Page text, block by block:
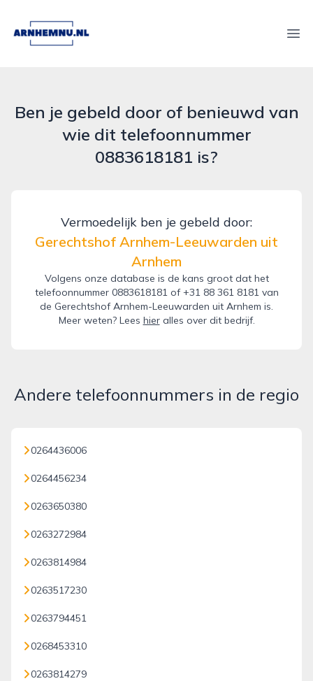
arnhemnu.nl
Ben je gebeld door of benieuwd van
wie dit telefoonnummer
0883618181 is?
Vermoedelijk ben je gebeld door:
Gerechtshof Arnhem-Leeuwarden uit
Arnhem
Volgens onze database is de kans groot dat het
telefoonnummer 0883618181 of +31 88 361 8181 van
de Gerechtshof Arnhem-Leeuwarden uit Arnhem is.
Meer weten? Lees hieralles over dit bedrijf.
Andere telefoonnummers in de regio
0264436006
0264456234
0263650380
0263272984
0263814984
0263517230
0263794451
0268453310
0263814279